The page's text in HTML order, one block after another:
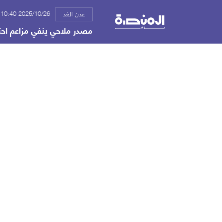
عدن الغد 2025/10/26 10:40 ص
مصدر ملاحي ينفي مزاعم